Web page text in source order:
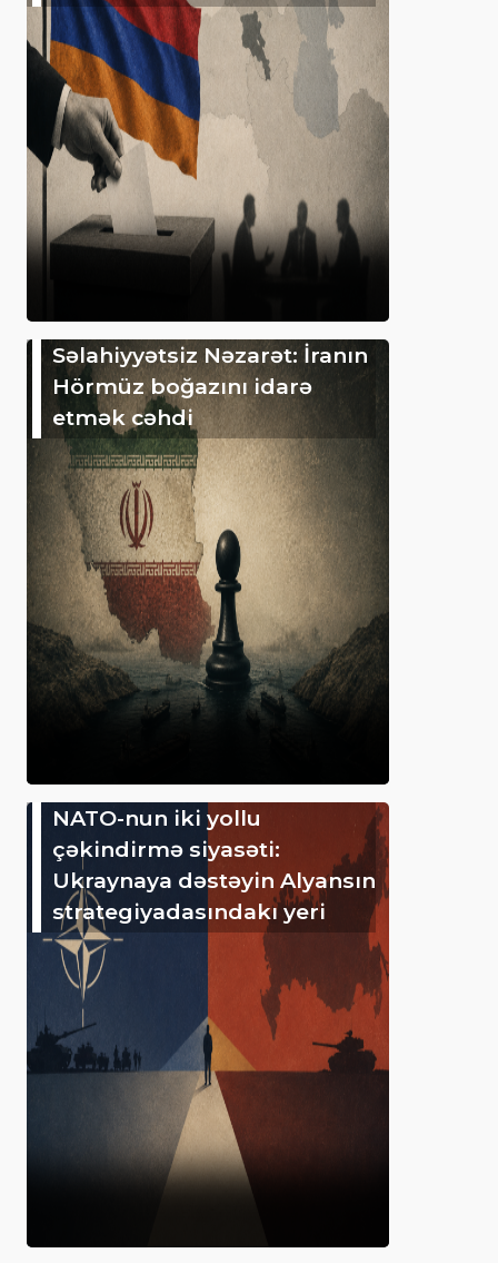
Səlahiyyətsiz Nəzarət: İranın
Hörmüz boğazını idarə
etmək cəhdi
NATO-nun iki yollu
çəkindirmə siyasəti:
Ukraynaya dəstəyin Alyansın
strategiyadasındakı yeri